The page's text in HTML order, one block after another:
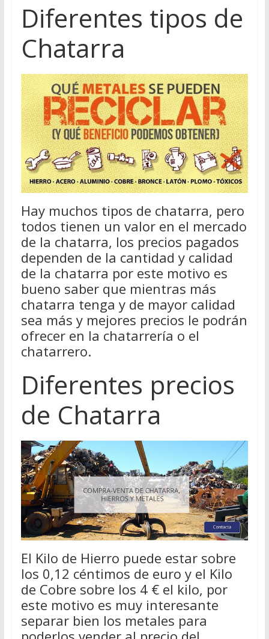
Diferentes tipos de
Chatarra
Hay muchos tipos de chatarra, pero
todos tienen un valor en el mercado
de la chatarra, los precios pagados
dependen de la cantidad y calidad
de la chatarra por este motivo es
bueno saber que mientras más
chatarra tenga y de mayor calidad
sea más y mejores precios le podrán
ofrecer en la chatarrería o el
chatarrero.
Diferentes precios
de Chatarra
El Kilo de Hierro puede estar sobre
los 0,12 céntimos de euro y el Kilo
de Cobre sobre los 4 € el kilo, por
este motivo es muy interesante
separar bien los metales para